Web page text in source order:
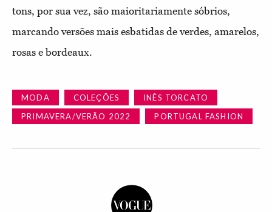
tons, por sua vez, são maioritariamente sóbrios,
marcando versões mais esbatidas de verdes, amarelos,
rosas e bordeaux.
MODA COLEÇÕES
INÊS TORCATO
PRIMAVERA/VERÃO 2022
PORTUGAL FASHION